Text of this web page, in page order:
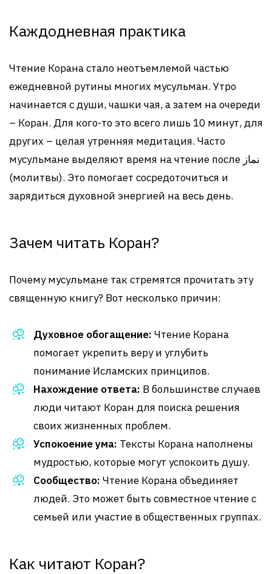
Каждодневная практика
Чтение Корана стало неотъемлемой частью
ежедневной рутины многих мусульман. Утро
начинается с души, чашки чая, а затем на очереди
– Коран. Для кого-то это всего лишь 10 минут, для
других – целая утренняя медитация. Часто
мусульмане выделяют время на чтение после نماز
(молитвы). Это помогает сосредоточиться и
зарядиться духовной энергией на весь день.
Зачем читать Коран?
Почему мусульмане так стремятся прочитать эту
священную книгу? Вот несколько причин:
Духовное обогащение: Чтение Корана
помогает укрепить веру и углубить
понимание Исламских принципов.
Нахождение ответа: В большинстве случаев
люди читают Коран для поиска решения
своих жизненных проблем.
Успокоение ума: Тексты Корана наполнены
мудростью, которые могут успокоить душу.
Сообщество: Чтение Корана объединяет
людей. Это может быть совместное чтение с
семьей или участие в общественных группах.
Как читают Коран?